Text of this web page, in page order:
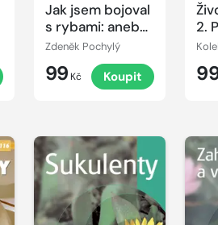
Jak jsem bojoval
s rybami: aneb
moje montáž s
originálním
krmítkem a
kuličkou z
Zdeněk Pochylý
99 Kč Koupit
2.